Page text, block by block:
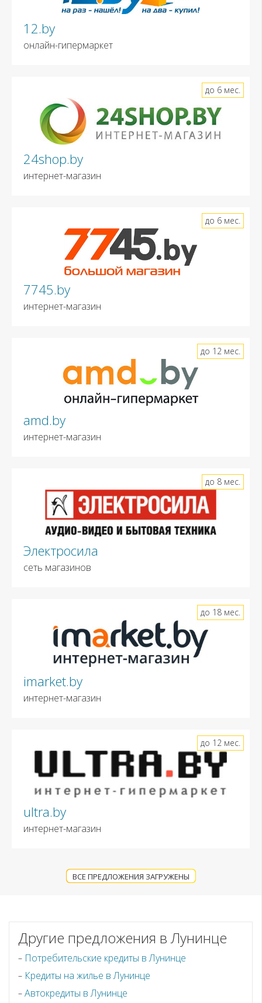
12.by
онлайн-гипермаркет
24shop.by
интернет-магазин
до 6 мес.
7745.by
интернет-магазин
до 6 мес.
amd.by
интернет-магазин
до 12 мес.
Электросила
сеть магазинов
до 8 мес.
imarket.by
интернет-магазин
до 18 мес.
ultra.by
интернет-магазин
до 12 мес.
ВСЕ ПРЕДЛОЖЕНИЯ ЗАГРУЖЕНЫ
Другие предложения в Лунинце
Потребительские кредиты в Лунинце
Кредиты на жилье в Лунинце
Автокредиты в Лунинце